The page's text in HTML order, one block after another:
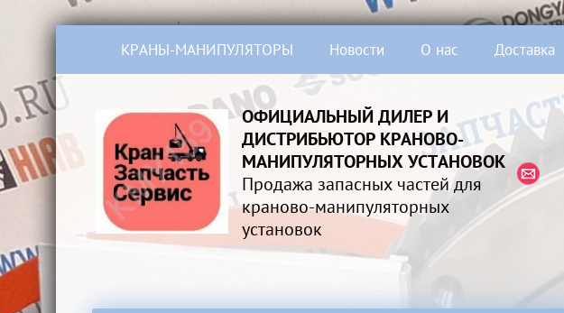
КРАНЫ-МАНИПУЛЯТОРЫ Новости О нас Доставка
ОФИЦИАЛЬНЫЙ ДИЛЕР И
ДИСТРИБЬЮТОР КРАНОВО-
МАНИПУЛЯТОРНЫХ УСТАНОВОК
Продажа запасных частей для
краново-манипуляторных
установок